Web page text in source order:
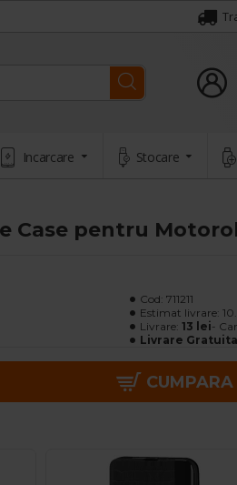
Incarcare Stocare
Case pentru
Cod: 711211
Estimat livrare:
Livrare: 13 lei-
Livrare Gratuita
CUMPARA